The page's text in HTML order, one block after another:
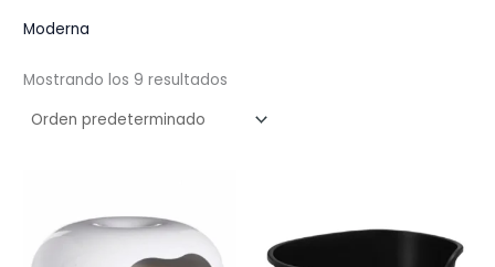
Moderna
Mostrando los 9 resultados